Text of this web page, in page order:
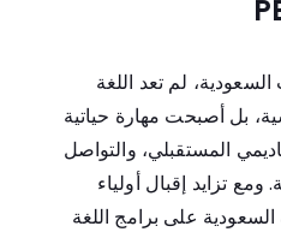
السعودية، لم تعد اللغة
بل أصبحت مهارة حياتية
المستقبلي، والتواصل
تزايد إقبال أولياء
السعودية على برامج اللغة